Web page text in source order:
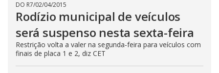
DO R7/02/04/2015
Rodízio municipal de veículos
será suspenso nesta sexta-feira
Restrição volta a valer na segunda-feira para veículos com
finais de placa 1 e 2, diz CET